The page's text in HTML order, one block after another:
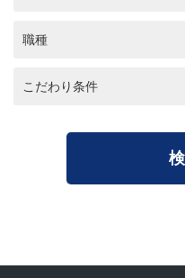
職種
こだわり条件